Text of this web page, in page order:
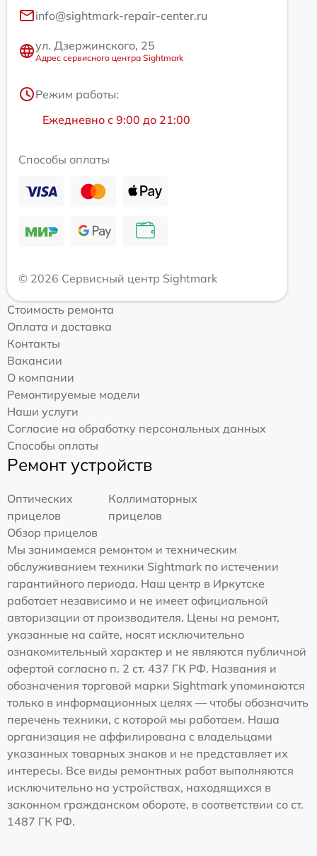
info@sightmark-repair-center.ru
ул. Дзержинского, 25
Адрес сервисного центра Sightmark
Режим работы:
Ежедневно с 9:00 до 21:00
Способы оплаты
© 2026 Сервисный центр Sightmark
Стоимость ремонта
Оплата и доставка
Контакты
Вакансии
О компании
Ремонтируемые модели
Наши услуги
Согласие на обработку персональных данных
Способы оплаты
Ремонт устройств
Оптических
прицелов
Коллиматорных
прицелов
Обзор прицелов
Мы занимаемся ремонтом и техническим
обслуживанием техники Sightmark по истечении
гарантийного периода. Наш центр в Иркутске
работает независимо и не имеет официальной
авторизации от производителя. Цены на ремонт,
указанные на сайте, носят исключительно
ознакомительный характер и не являются публичной
офертой согласно п. 2 ст. 437 ГК РФ. Названия и
обозначения торговой марки Sightmark упоминаются
только в информационных целях — чтобы обозначить
перечень техники, с которой мы работаем. Наша
организация не аффилирована с владельцами
указанных товарных знаков и не представляет их
интересы. Все виды ремонтных работ выполняются
исключительно на устройствах, находящихся в
законном гражданском обороте, в соответствии со ст.
1487 ГК РФ.